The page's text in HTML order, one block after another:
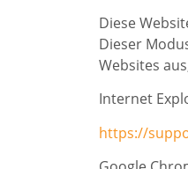
Diese
Dieser
Websites
Internet
https://